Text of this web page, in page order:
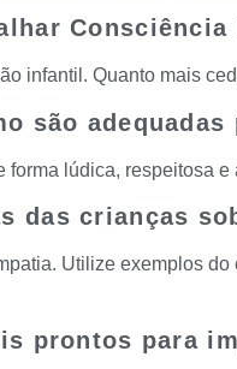
Consciência
infantil. Quanto mais
são adequadas
lúdica, respeitosa e
das crianças
Utilize exemplos
prontos para